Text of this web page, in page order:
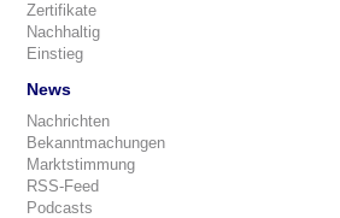
Zertifikate
Nachhaltig
Einstieg
News
Nachrichten
Bekanntmachungen
Marktstimmung
RSS-Feed
Podcasts